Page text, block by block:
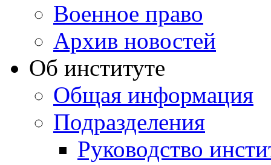
Военное право
Архив новостей
Об институте
Общая информация
Подразделения
Руководство